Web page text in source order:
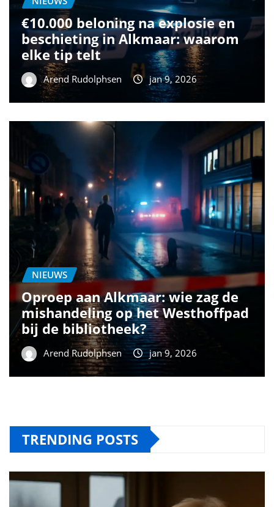
€10.000 beloning na explosie en
beschieting in Alkmaar: waarom
elke tip telt
Arend Rudolphsen jan 9, 2026
NIEUWS
Oproep aan Alkmaar: wie zag de
mishandeling op het Westhoffpad
bij de bibliotheek?
Arend Rudolphsen jan 9, 2026
TRENDING POSTS